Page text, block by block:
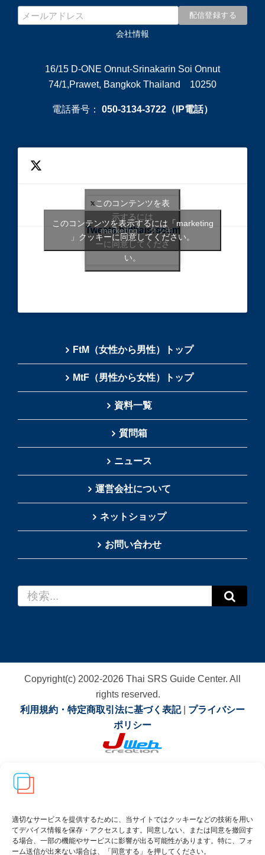
適切なサービスを提供するために、当サイトではクッキーなどの技術を用い
てデバイス情報を保存・アクセスします。同意しない、または同意を撤回す
る場合、一部の機能やサービスに影響が出る可能性があります。特に、フォ
ーム送信が出来ない場合は、「同意する」を押してください。
会社情報
16/15 D-ONE Onnut-Srinakarin Soi Onnut
74/1,Prawet, Bangkok Thailand 10250
電話番号： 050-3134-3722（IP電話）
Tweets bythaisrscom
このコンテンツを表
示するには
「marketing 」クッキ
ーに同意してくださ
い。
このコンテンツを表示するには「marketing
」クッキーに同意してください。
FtM（女性から男性）トップ
MtF（男性から女性）トップ
資料一覧
質問箱
ニュース
運営会社について
ネットショップ
お問い合わせ
索
Copyright(c) 2002-2026 Thai SRS Guide Center. All
rights reserved.
利用規約・特定商取引法に基づく表記| プライバシー
ポリシー